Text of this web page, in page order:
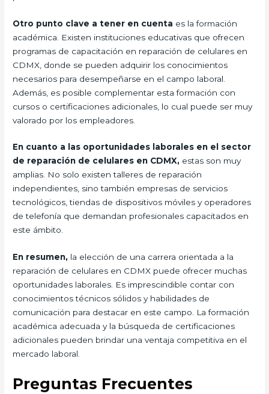
Otro punto clave a tener en cuenta es la formación
académica. Existen instituciones educativas que ofrecen
programas de capacitación en reparación de celulares en
CDMX, donde se pueden adquirir los conocimientos
necesarios para desempeñarse en el campo laboral.
Además, es posible complementar esta formación con
cursos o certificaciones adicionales, lo cual puede ser muy
valorado por los empleadores.
En cuanto a las oportunidades laborales en el sector
de reparación de celulares en CDMX, estas son muy
amplias. No solo existen talleres de reparación
independientes, sino también empresas de servicios
tecnológicos, tiendas de dispositivos móviles y operadores
de telefonía que demandan profesionales capacitados en
este ámbito.
En resumen, la elección de una carrera orientada a la
reparación de celulares en CDMX puede ofrecer muchas
oportunidades laborales. Es imprescindible contar con
conocimientos técnicos sólidos y habilidades de
comunicación para destacar en este campo. La formación
académica adecuada y la búsqueda de certificaciones
adicionales pueden brindar una ventaja competitiva en el
mercado laboral.
Preguntas Frecuentes